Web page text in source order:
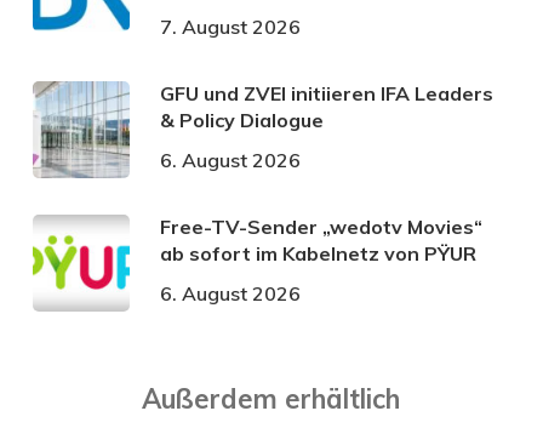
7. August 2026
GFU und ZVEI initiieren IFA Leaders
& Policy Dialogue
6. August 2026
Free-TV-Sender „wedotv Movies“
ab sofort im Kabelnetz von PŸUR
6. August 2026
Außerdem erhältlich